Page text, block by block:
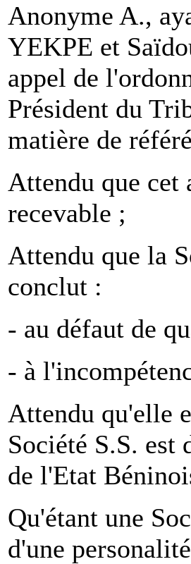
Anonyme A.,
YEKPE et
appel de
Président du
matière de
Attendu que cet
recevable ;
Attendu que la
conclut :
- au défaut de
- à
Attendu qu'elle
Société S.S. est
de l'Etat
Qu'étant une
d'une